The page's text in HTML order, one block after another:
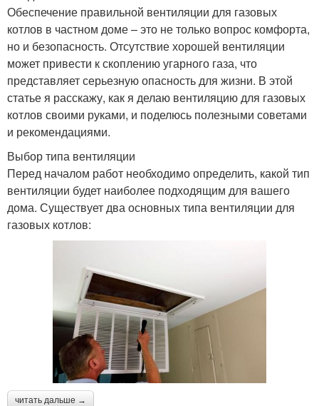
Обеспечение правильной вентиляции для газовых
котлов в частном доме – это не только вопрос комфорта,
но и безопасность. Отсутствие хорошей вентиляции
может привести к скоплению угарного газа, что
представляет серьезную опасность для жизни. В этой
статье я расскажу, как я делаю вентиляцию для газовых
котлов своими руками, и поделюсь полезными советами
и рекомендациями.
Выбор типа вентиляции
Перед началом работ необходимо определить, какой тип
вентиляции будет наиболее подходящим для вашего
дома. Существует два основных типа вентиляции для
газовых котлов:
читать дальше →